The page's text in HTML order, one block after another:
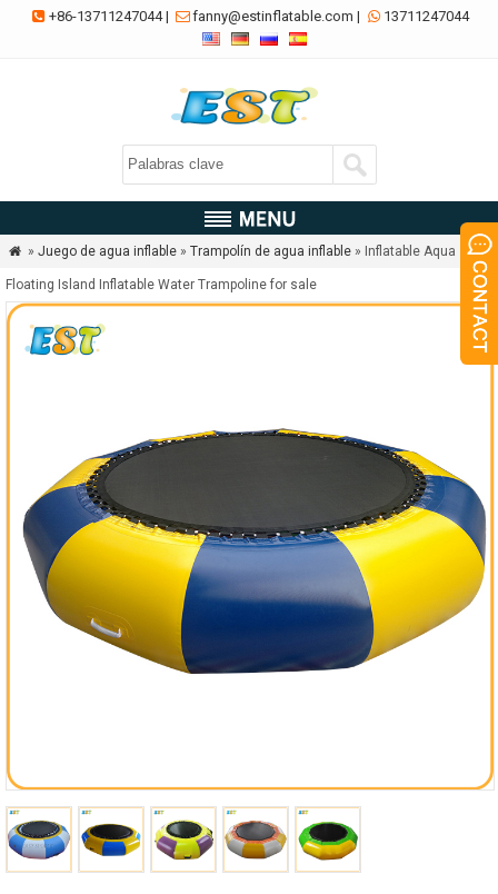
 +86-13711247044| fanny@estinflatable.com |  13711247044
 » Juego de agua inflable» Trampolín de agua inflable » Inflatable Aqua
Floating Island Inflatable Water Trampoline for sale